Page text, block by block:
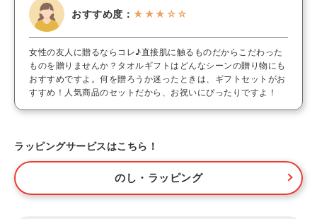
おすすめ度： ★★★☆☆
女性の友人に贈るならコレ♪直接肌に触るものだからこだわった
ものを贈りませんか？タオルギフトはどんなシーンの贈り物にも
おすすめですよ。何を贈ろうか迷ったときは、ギフトセットがお
すすめ！人気商品のセットだから、お祝いにぴったりですよ！
ラッピングサービスはこちら！
のし・ラッピング